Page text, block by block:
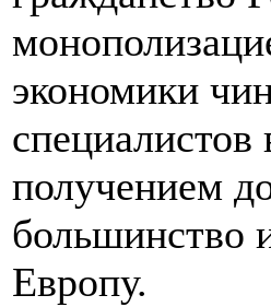
экономики
специалистов
получением
большинство
Европу.